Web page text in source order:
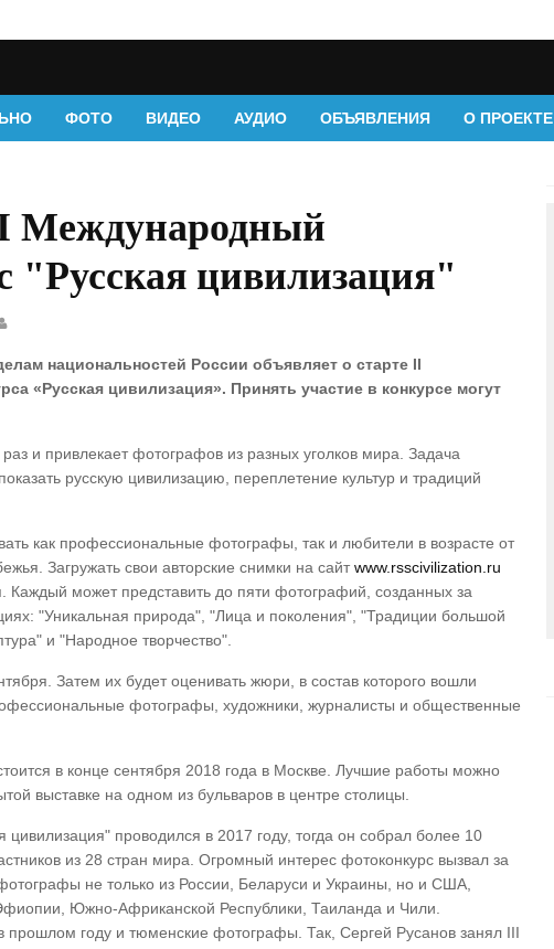
ФОТО ВИДЕО АУДИО ОБЪЯВЛЕНИЯ О ПРОЕКТЕ
Международный
"Русская цивилизация"
национальностей России объявляет о старте II
«Русская цивилизация». Принять участие в конкурсе могут
и привлекает фотографов из разных уголков мира. Задача
русскую цивилизацию, переплетение культур и традиций
как профессиональные фотографы, так и любители в возрасте от
Загружать свои авторские снимки на сайтwww.rsscivilization.ru
Каждый может представить до пяти фотографий, созданных за
"Уникальная природа", "Лица и поколения", "Традиции большой
и "Народное творчество".
Затем их будет оценивать жюри, в состав которого вошли
фотографы, художники, журналисты и общественные
в конце сентября 2018 года в Москве. Лучшие работы можно
выставке на одном из бульваров в центре столицы.
цивилизация" проводился в 2017 году, тогда он собрал более 10
из 28 стран мира. Огромный интерес фотоконкурс вызвал за
не только из России, Беларуси и Украины, но и США,
Южно-Африканской Республики, Таиланда и Чили.
прошлом году и тюменские фотографы. Так, Сергей Русанов занял III